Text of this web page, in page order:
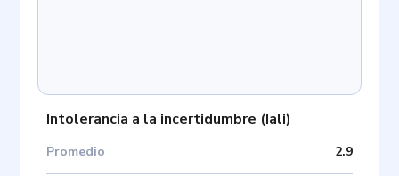
Intolerancia a la incertidumbre (Iali)
Promedio 2.9